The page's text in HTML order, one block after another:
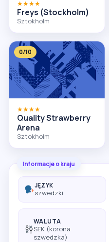
★★★★
Freys (Stockholm)
Sztokholm
0/10
★★★★
Quality Strawberry
Arena
Sztokholm
Informacje o kraju
JĘZYK
szwedzki
WALUTA
SEK (korona
szwedzka)